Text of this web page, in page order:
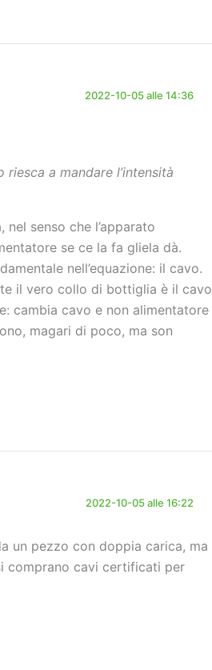
2022-10-05 alle 14:36
a mandare l’intensità
nel senso che l’apparato
se ce la fa gliela dà.
nell’equazione: il cavo.
il vero collo di bottiglia è il cavo
cambia cavo e non alimentatore
magari di poco, ma son
2022-10-05 alle 16:22
un pezzo con doppia carica, ma
comprano cavi certificati per